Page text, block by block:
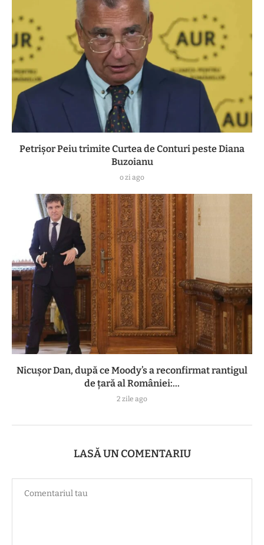
Petrișor Peiu trimite Curtea de Conturi peste Diana
Buzoianu
o zi ago
Nicușor Dan, după ce Moody’s a reconfirmat rantigul
de țară al României:...
2 zile ago
LASĂ UN COMENTARIU